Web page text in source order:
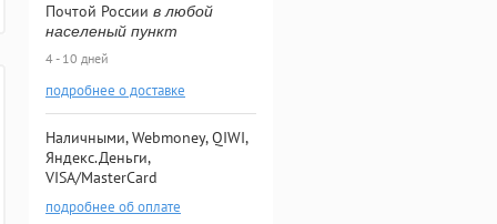
Почтой России в любой
населеный пункт
4 - 10 дней
подробнее о доставке
Наличными, Webmoney, QIWI,
Яндекс.Деньги,
VISA/MasterCard
подробнее об оплате